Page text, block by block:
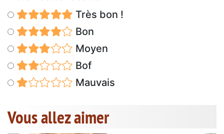
Très bon !
Bon
Moyen
Bof
Mauvais
Vous allez aimer